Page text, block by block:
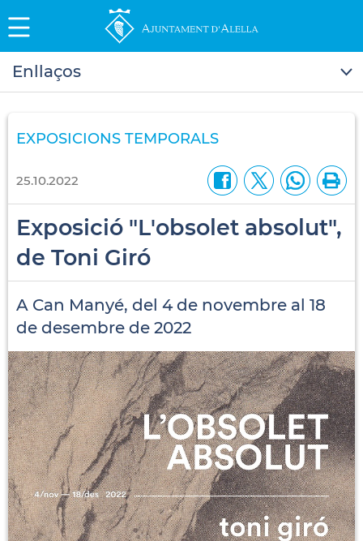
Enllaços
EXPOSICIONS TEMPORALS
25.10.2022
Exposició "L'obsolet absolut",
de Toni Giró
A Can Manyé, del 4 de novembre al 18
de desembre de 2022